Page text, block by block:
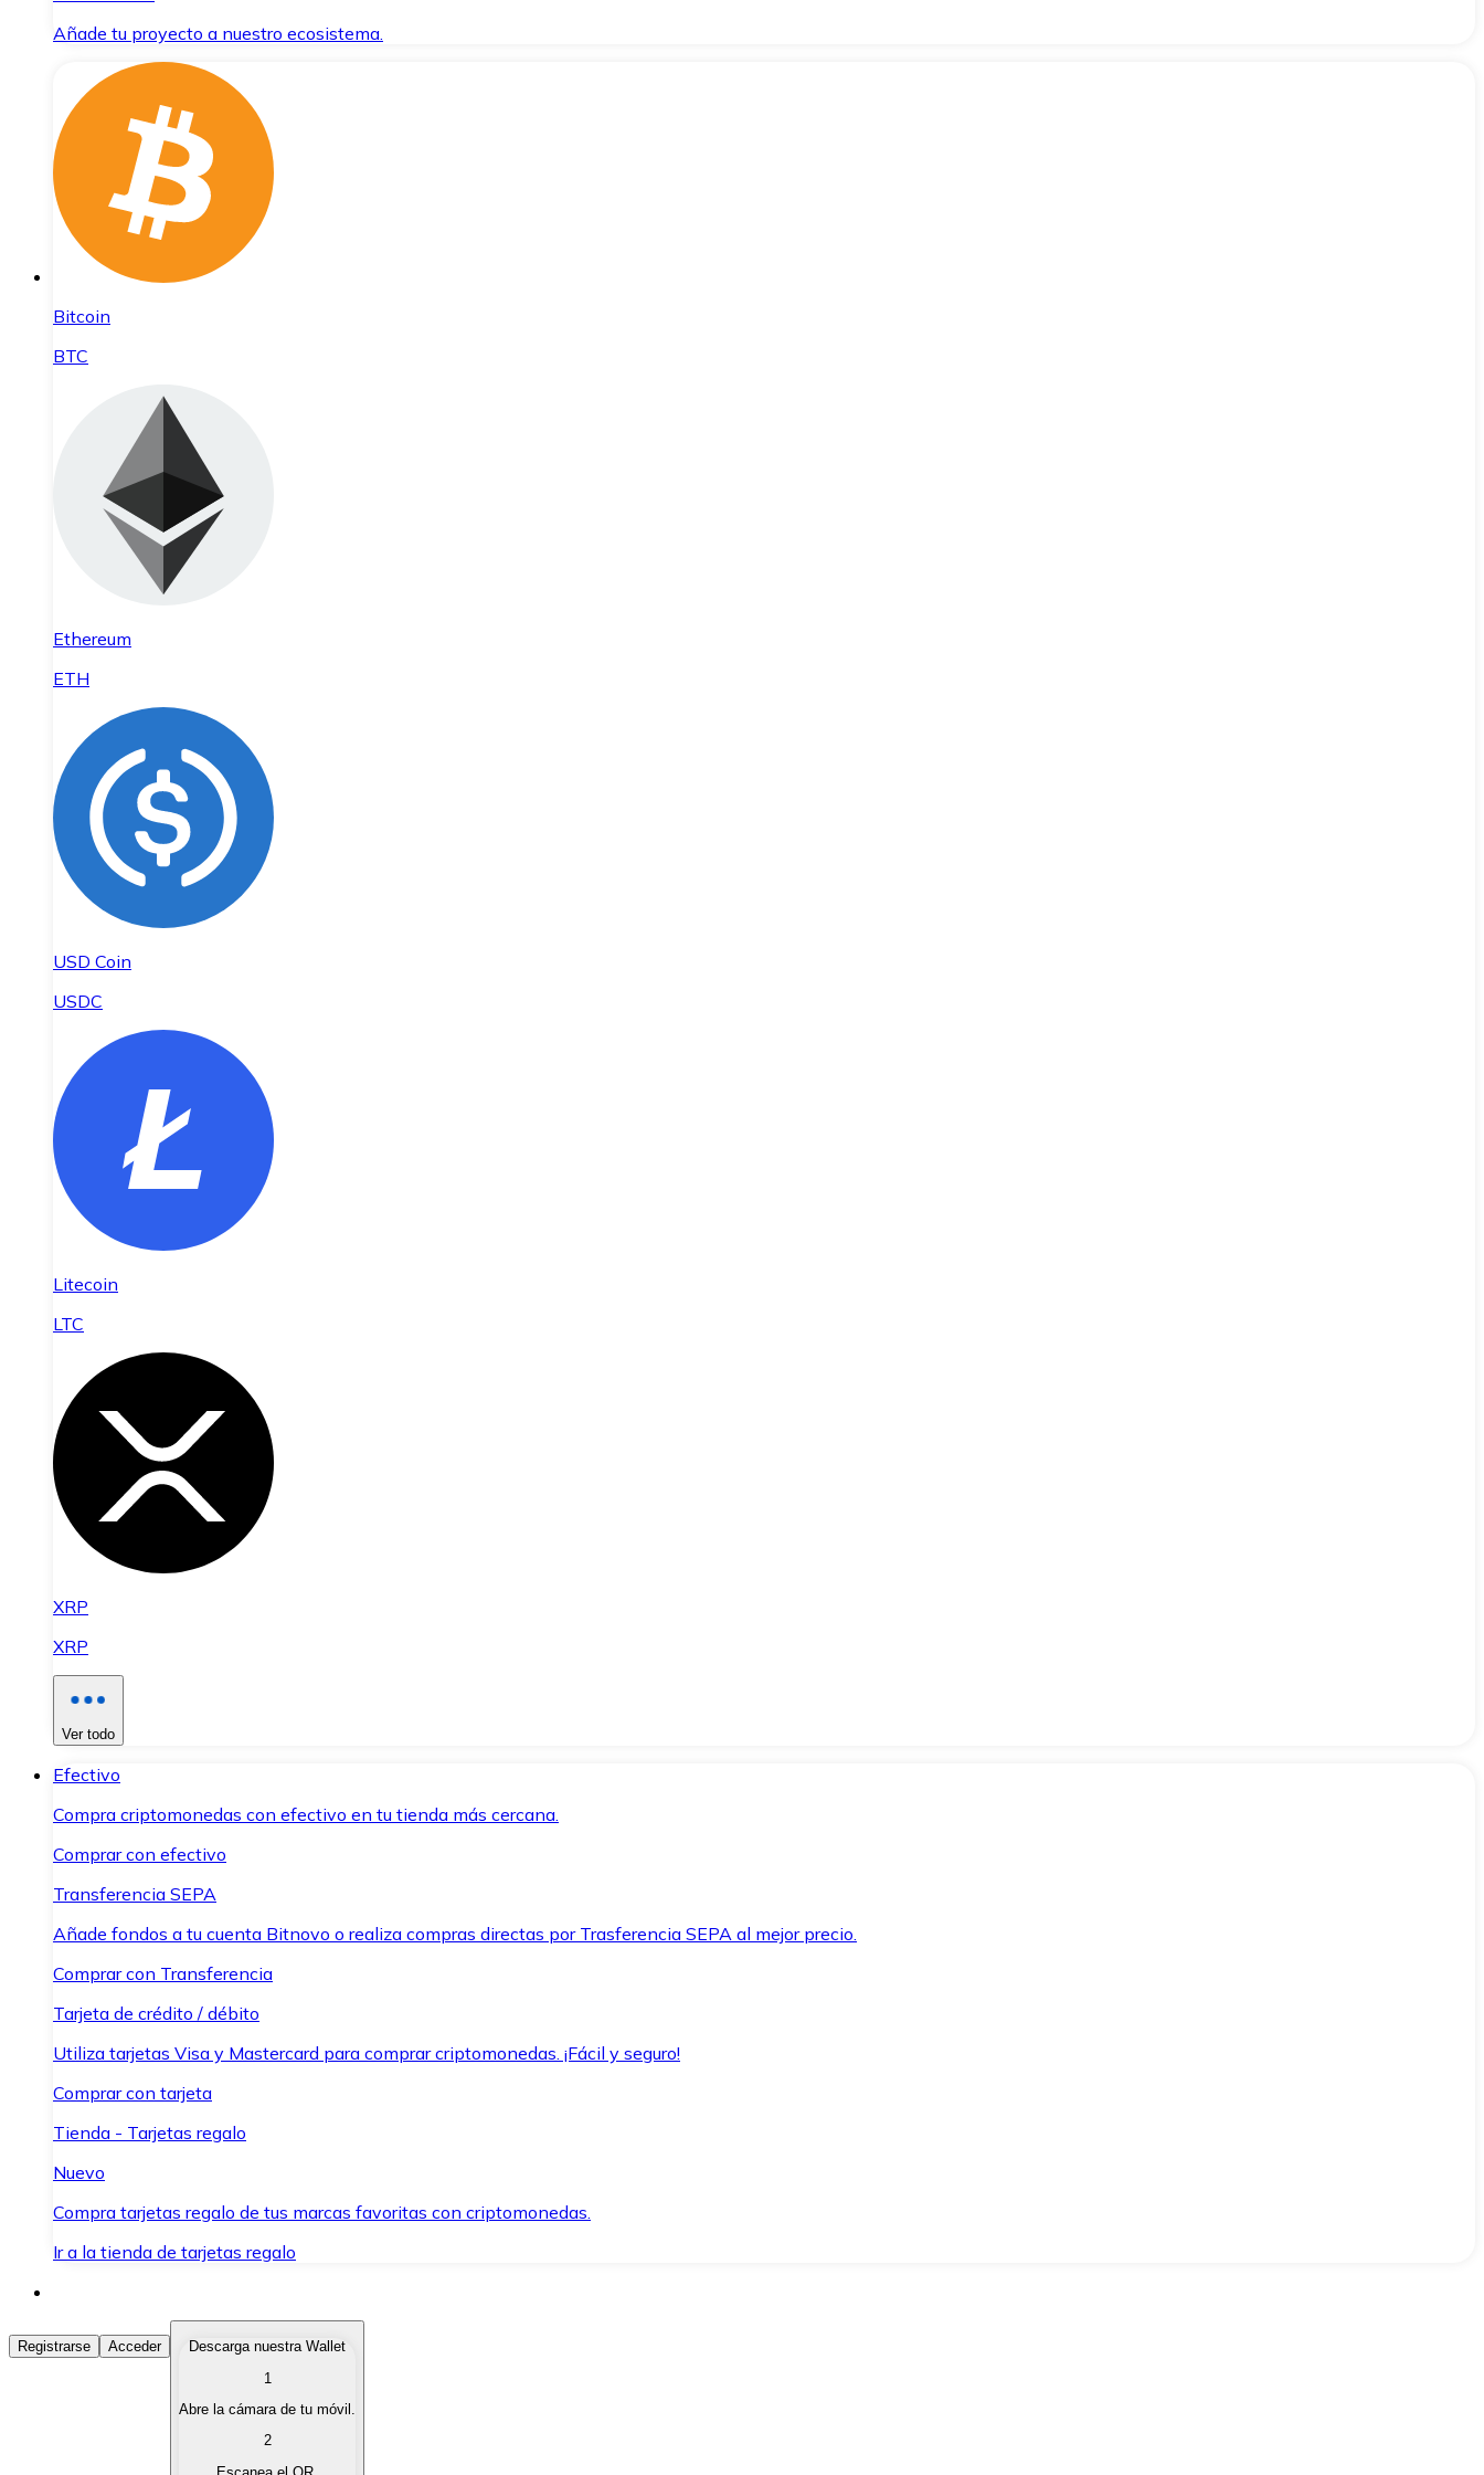
Añade tu proyecto a nuestro ecosistema.
Bitcoin
BTC
Ethereum
ETH
USD Coin
USDC
Litecoin
LTC
XRP
XRP
Ver todo
Efectivo
Compra criptomonedas con efectivo en tu tienda más cercana.
Comprar con efectivo
Transferencia SEPA
Añade fondos a tu cuenta Bitnovo o realiza compras directas por Trasferencia SEPA al mejor precio.
Comprar con Transferencia
Tarjeta de crédito / débito
Utiliza tarjetas Visa y Mastercard para comprar criptomonedas. ¡Fácil y seguro!
Comprar con tarjeta
Tienda - Tarjetas regalo
Nuevo
Compra tarjetas regalo de tus marcas favoritas con criptomonedas.
Ir a la tienda de tarjetas regalo
Comprar Criptomonedas
Compra criptomonedas con diferentes métodos de pago.
Vende tus criptomonedas de forma rápida y segura.
Registrarse Acceder
Descarga nuestra Wallet
1
Abre la cámara de tu móvil.
2